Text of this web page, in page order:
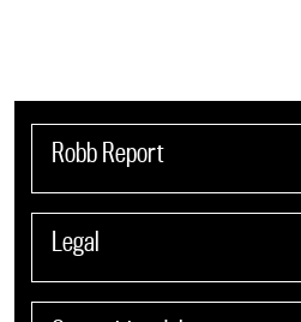
Robb Report
Legal